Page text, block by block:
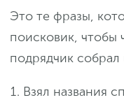
Это те фразы,
поисковик,
подрядчик
Взял названия